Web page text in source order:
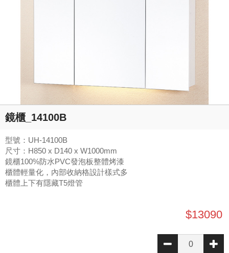
鏡櫃_14100B
型號：UH-14100B
尺寸：H850 x D140 x W1000mm
鏡櫃100%防水PVC發泡板整體烤漆
櫃體輕量化，內部收納格設計樣式多
櫃體上下有隱藏T5燈管
$13090